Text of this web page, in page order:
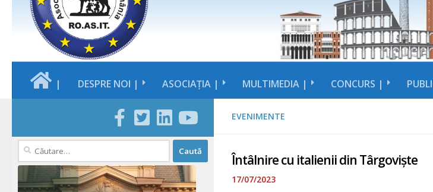
| DESPRE NOI | ASOCIAȚIA | MULTIMEDIA | CONCURS |
EVENIMENTE
Întâlnire cu italienii din Târgoviște
17/07/2023
Caută